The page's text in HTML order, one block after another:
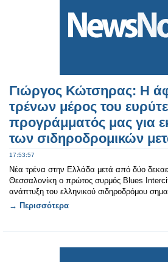
Γιώργος Κώτσηρας: Η
τρένων μέρος του
προγράμματός μας για
των σιδηροδρομικών
17:53:57
Νέα τρένα στην Ελλάδα μετά από δύο
Θεσσαλονίκη ο πρώτος συρμός Blues
ανάπτυξη του ελληνικού σιδηροδρόμου
→ Περισσότερα